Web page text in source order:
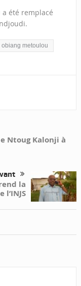
été remplacé
obiang metoulou
Ntoug Kalonji à
la
l’INJS